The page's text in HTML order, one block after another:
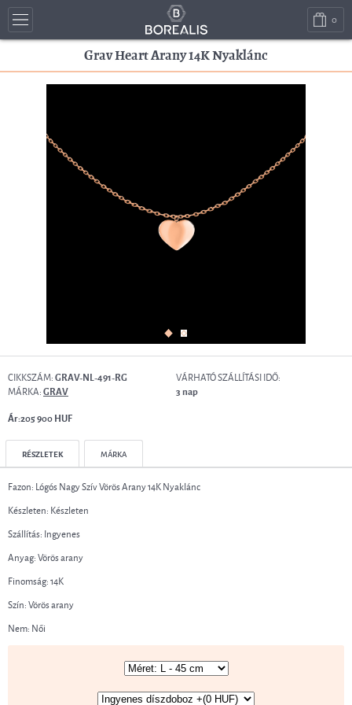
0
Grav Heart Arany 14K Nyaklánc
CIKKSZÁM:GRAV-NL-491-RG
MÁRKA:GRAV
VÁRHATÓ SZÁLLÍTÁSI IDŐ:
3 nap
Ár:205 900 HUF
RÉSZLETEK MÁRKA
Fazon: Lógós Nagy Szív Vörös Arany 14K Nyaklánc
Készleten: Készleten
Szállítás: Ingyenes
Anyag: Vörös arany
Finomság: 14K
Szín: Vörös arany
Nem: Női